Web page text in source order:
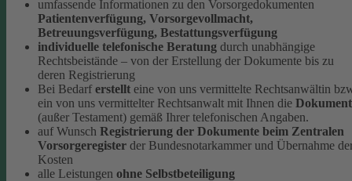
umfassende Informationen zu den Vorsorgedokumenten
Patientenverfügung, Vorsorgevollmacht,
Betreuungsverfügung, Bestattungsverfügung
individuelle telefonische Beratung durch unabhängige
Rechtsbeistände – von der Erstellung der Dokumente bis zu
deren Registrierung
Bei Bedarf erstellt eine von uns vermittelte Rechtsanwältin
ein von uns vermittelter Rechtsanwalt mit Ihnen die
(außer Testament) gemäß Ihrer telefonischen Angaben.
auf Wunsch Registrierung der Dokumente beim Zentralen
Vorsorgeregister der Bundesnotarkammer und Übernahme
Kosten
alle Leistungen ohne Selbstbeteiligung